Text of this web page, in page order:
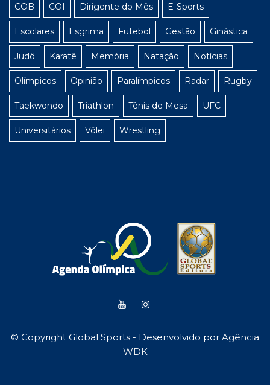
COB COI Dirigente do Mês E-Sports
Escolares Esgrima Futebol Gestão Ginástica
Judô Karatê Memória Natação Notícias
Olímpicos Opinião Paralímpicos Radar Rugby
Taekwondo Triathlon Tênis de Mesa UFC
Universitários Vôlei Wrestling
© Copyright Global Sports - Desenvolvido por Agência
WDK